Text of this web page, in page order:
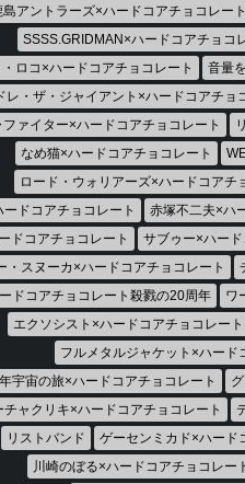
島アントラーズ×ハードコアチョコレート
SSSS.GRIDMAN×ハードコアチョコ
ロコ×ハードコアチョコレート
音量
レ・ザ・ジャイアント×ハードコアチョ
ァイター×ハードコアチョコレート
なめ猫×ハードコアチョコレート
ロード・ウォリアーズ×ハードコアチ
ドコアチョコレート
赤塚不二夫×ハ
ドコアチョコレート
サブゥー×ハー
・スヌーカ×ハードコアチョコレート
ドコアチョコレート殺戮の20周年
ワ
エクソシスト×ハードコアチョコレート
フルメタルジャケット×ハード
宇宙の旅×ハードコアチョコレート
チャクリキ×ハードコアチョコレート
リストバンド
ゲーセンミカド×ハード
川崎のぼる×ハードコアチョコレー